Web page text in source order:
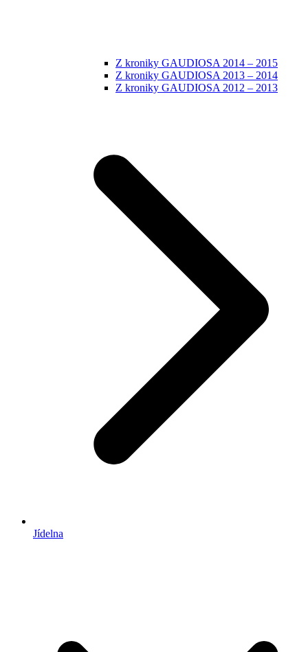
Z kroniky GAUDIOSA 2014 – 2015
Z kroniky GAUDIOSA 2013 – 2014
Z kroniky GAUDIOSA 2012 – 2013
Jídelna